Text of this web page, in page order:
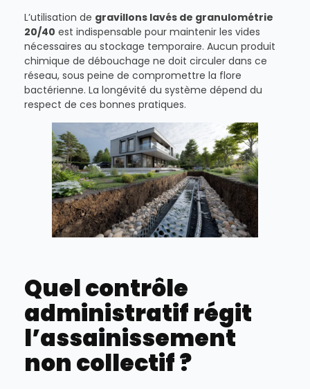
L’utilisation de gravillons lavés de granulométrie
20/40 est indispensable pour maintenir les vides
nécessaires au stockage temporaire. Aucun produit
chimique de débouchage ne doit circuler dans ce
réseau, sous peine de compromettre la flore
bactérienne. La longévité du système dépend du
respect de ces bonnes pratiques.
Quel contrôle
administratif régit
l’assainissement
non collectif ?